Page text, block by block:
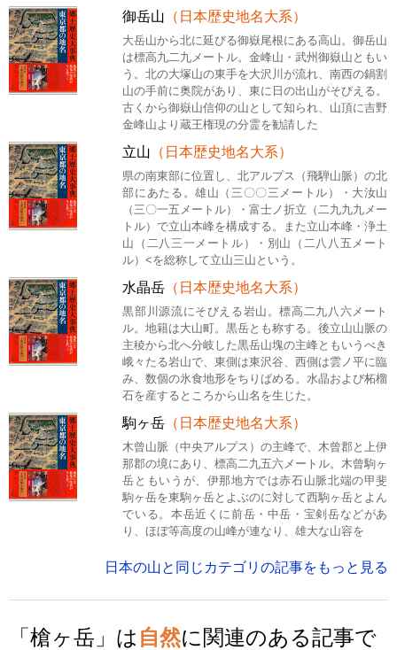
御岳山 （日本歴史地名大系）
大岳山から北に延びる御嶽尾根にある高山。御岳山
は標高九二九メートル。金峰山・武州御嶽山ともい
う。北の大塚山の東手を大沢川が流れ、南西の鍋割
山の手前に奥院があり、東に日の出山がそびえる。
古くから御嶽山信仰の山として知られ、山頂に吉野
金峰山より蔵王権現の分霊を勧請した
立山 （日本歴史地名大系）
県の南東部に位置し、北アルプス（飛騨山脈）の北
部にあたる。雄山（三〇〇三メートル）・大汝山
（三〇一五メートル）・富士ノ折立（二九九九メー
トル）で立山本峰を構成する。また立山本峰・浄土
山（二八三一メートル）・別山（二八八五メート
ル）<を総称して立山三山という。
水晶岳 （日本歴史地名大系）
黒部川源流にそびえる岩山。標高二九八六メート
ル。地籍は大山町。黒岳とも称する。後立山山脈の
主稜から北へ分岐した黒岳山塊の主峰ともいうべき
峨々たる岩山で、東側は東沢谷、西側は雲ノ平に臨
み、数個の氷食地形をちりばめる。水晶および柘榴
石を産するところから山名を生じた。
駒ヶ岳 （日本歴史地名大系）
木曾山脈（中央アルプス）の主峰で、木曾郡と上伊
那郡の境にあり、標高二九五六メートル。木曾駒ヶ
岳ともいうが、伊那地方では赤石山脈北端の甲斐
駒ヶ岳を東駒ヶ岳とよぶのに対して西駒ヶ岳とよん
でいる。本岳近くに前岳・中岳・宝剣岳などがあ
り、ほぼ等高度の山峰が連なり、雄大な山容を
日本の山と同じカテゴリの記事をもっと見る
「槍ヶ岳」は 自然に関連のある記事で